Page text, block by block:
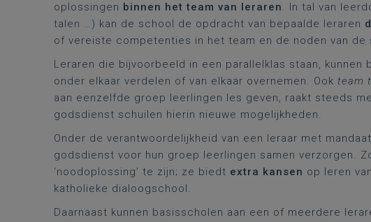
oplossingen binnen het team van leraren. In tal van
talen …) kan de school de opdracht van bepaalde leraren
of vereiste competenties in het team en de noden van de
Leraren die bijvoorbeeld in een parallelklas staan, kunnen
onder elkaar verdelen of van elkaar overnemen. Ook team
aan eenzelfde groep leerlingen les geven, raakt steeds
godsdienst schuilen hierin nieuwe mogelijkheden.
Onder de verantwoordelijkheid van een leraar met
godsdienst voor hun groep leerlingen samen verzorgen.
‘noodoplossing’ te zijn; ze biedt extra kansen op leren
katholieke dialoogschool.
Daarnaast kunnen basisscholen aan een of meerdere